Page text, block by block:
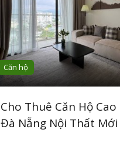
Căn hộ
Cho Thuê Căn Hộ
Đà Nẵng Nội Thất Mới